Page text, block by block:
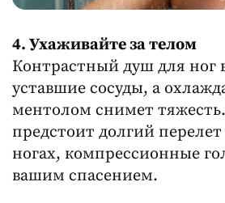
4. Ухаживайте за телом
Контрастный душ для ног
уставшие сосуды, а
ментолом снимет
предстоит долгий
ногах, компрессионные
вашим спасением.